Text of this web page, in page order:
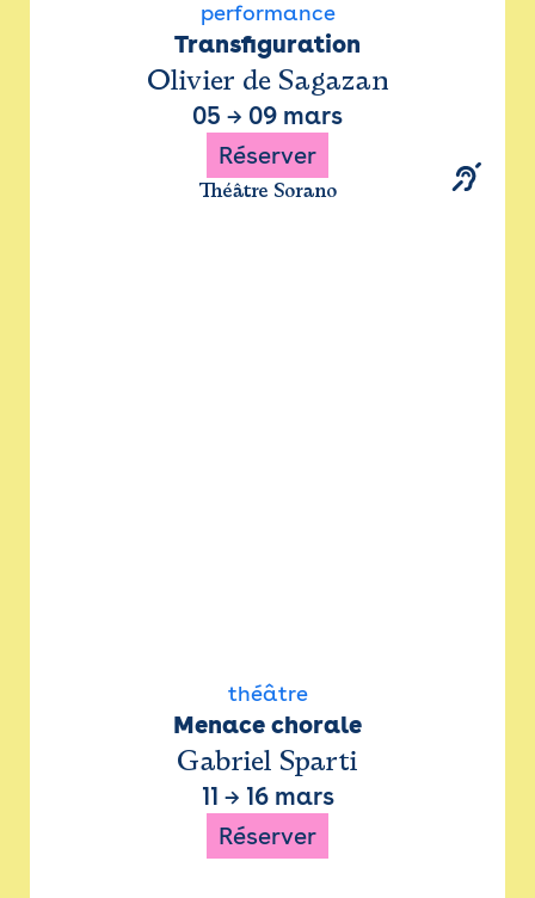
performance
Transfiguration
Olivier de Sagazan
05 → 09 mars
Réserver
Théâtre Sorano
théâtre
Menace chorale
Gabriel Sparti
11 → 16 mars
Réserver